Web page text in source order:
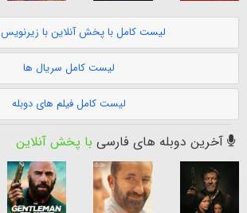
لیست کامل با پخش آنلاین با
لیست کامل سریال ها
لیست کامل فیلم های دوبله
آخرین دوبله های فارسی با پخش آنلاین